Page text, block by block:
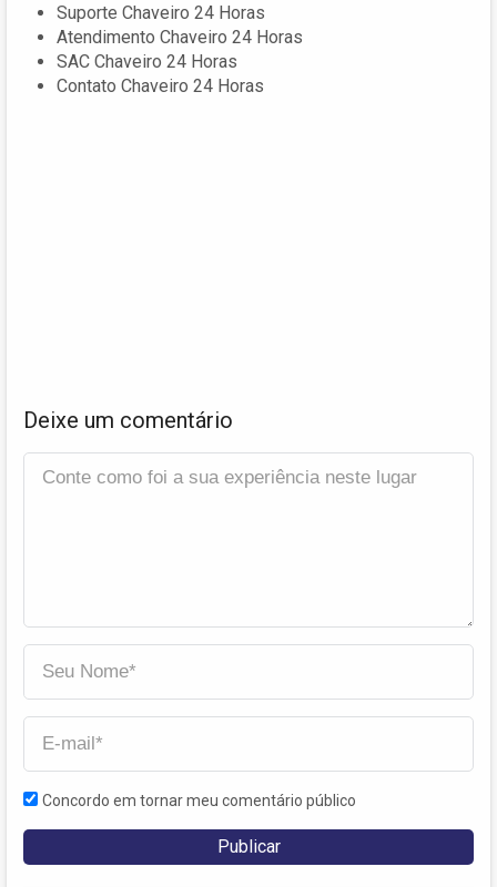
Suporte Chaveiro 24 Horas
Atendimento Chaveiro 24 Horas
SAC Chaveiro 24 Horas
Contato Chaveiro 24 Horas
Deixe um comentário
Concordo em tornar meu comentário público